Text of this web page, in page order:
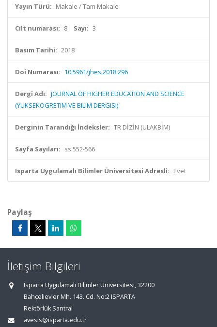
Yayın Türü: Makale / Tam Makale
Cilt numarası: 8 Sayı: 3
Basım Tarihi: 2018
Doi Numarası: 10.5961/jhes.2018.296
Dergi Adı: JOURNAL OF HIGHER EDUCATION AND SCIENCE
(YUKSEKOGRETIM VE BILIM DERGISI)
Derginin Tarandığı İndeksler: TR DİZİN (ULAKBİM)
Sayfa Sayıları: ss.552-566
Isparta Uygulamalı Bilimler Üniversitesi Adresli: Evet
Paylaş
İletişim Bilgileri
Isparta Uygulamalı Bilimler Üniversitesi, 32200
Bahçelievler Mh. 143. Cd. No:2 ISPARTA
Rektörlük Santral
avesis@isparta.edu.tr